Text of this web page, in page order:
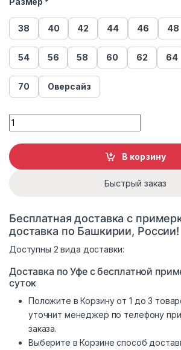
38 40 42 44 46 48
54 56 58 60 62 64
70 Оверсайз
Плащ женский 155 quantity
В корзину
Быстрый заказ
Бесплатная доставка с
доставка по Башкирии, России!
Доступны 2 вида доставки:
Доставка по Уфе с бесплатной
суток
Положите в Корзину от 1 до 3
уточнит менеджер по телефону
заказа.
Выберите в Корзине способ